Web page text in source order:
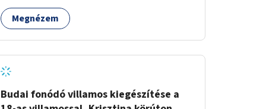
elférne egy biciklis sáv.
Megnézem
Budai fonódó villamos kiegészítése a